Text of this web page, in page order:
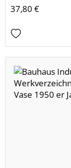
37,80 €